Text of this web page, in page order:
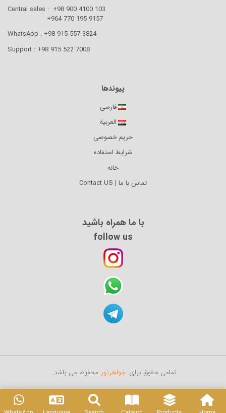
Central sales : +98 900 4100 103
9157 195 770 964+
WhatsApp : +98 915 557 3824
Support : +98 915 522 7008
پیوندها
فارسی
العربية
حریم خصوصی
شرایط استفاده
خانه
تماس با ما | Contact US
با ما همراه باشید
follow us
تمامی حقوق برای جواهرنور محفوظ می باشد.